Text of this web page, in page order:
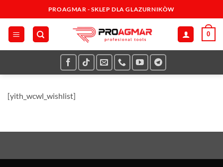
do
zawartości
PROAGMAR - SKLEP DLA GLAZURNIKÒW
0
[yith_wcwl_wishlist]